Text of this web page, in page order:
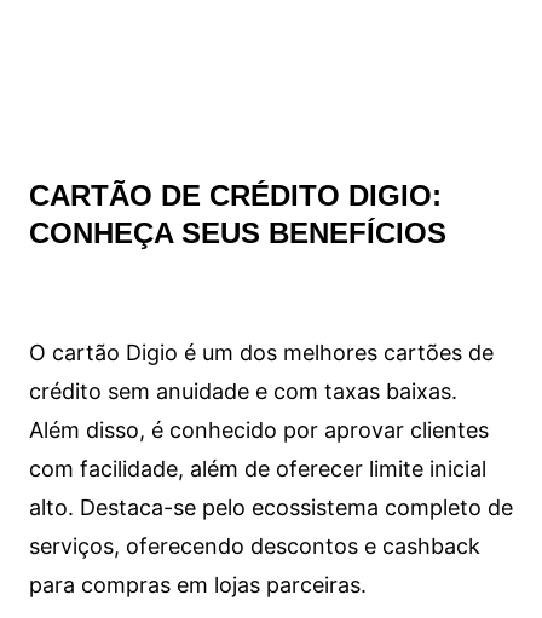
CARTÃO DE CRÉDITO DIGIO:
CONHEÇA SEUS BENEFÍCIOS
O cartão Digio é um dos melhores cartões de
crédito sem anuidade e com taxas baixas.
Além disso, é conhecido por aprovar clientes
com facilidade, além de oferecer limite inicial
alto. Destaca-se pelo ecossistema completo de
serviços, oferecendo descontos e cashback
para compras em lojas parceiras.